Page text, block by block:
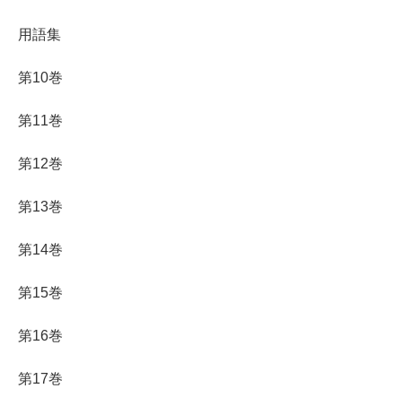
用語集
第10巻
第11巻
第12巻
第13巻
第14巻
第15巻
第16巻
第17巻